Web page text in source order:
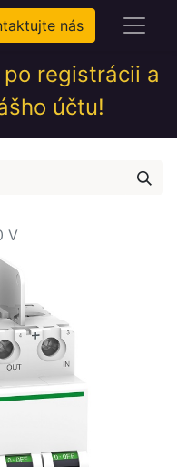
nás
registrácii a
účtu!
V